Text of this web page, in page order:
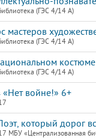
(ГЭС 4/14 А)
мастеров
(ГЭС 4/14 А)
(ГЭС 4/14 А)
«Нет войне!» 6+
который дорог
МБУ «Централизованная